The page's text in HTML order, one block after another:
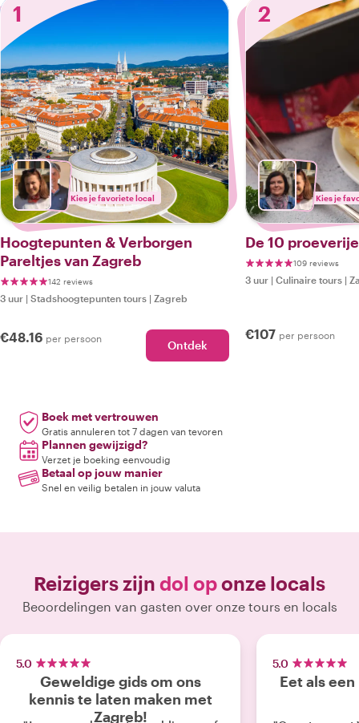
1
Kies je favoriete local
Hoogtepunten & Verborgen
Pareltjes van Zagreb
142 reviews
3 uur | Stadshoogtepunten tours | Zagreb
€48.16 per persoon Ontdek
2
Kies je
De 10
109 reviews
3 uur | Culinaire tours |
€107 per persoon
Boek met vertrouwen
Gratis annuleren tot 7 dagen van tevoren
Plannen gewijzigd?
Verzet je boeking eenvoudig
Betaal op jouw manier
Snel en veilig betalen in jouw valuta
Reizigers zijn dol oponze locals
Beoordelingen van gasten over onze tours en locals
5.0
Geweldige gids om ons
kennis te laten maken met
Zagreb!
5.0
Eet als